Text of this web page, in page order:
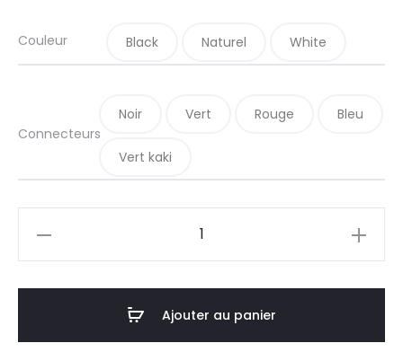
Couleur Black Naturel White
Connecteurs
Noir Vert Rouge Bleu
Vert kaki
Ajouter au panier